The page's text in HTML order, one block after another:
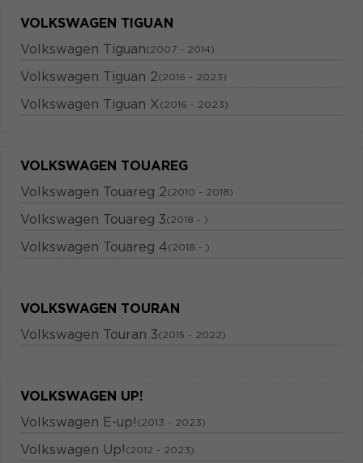
VOLKSWAGEN TIGUAN
Volkswagen Tiguan(2007 - 2014)
Volkswagen Tiguan 2(2016 - 2023)
Volkswagen Tiguan X(2016 - 2023)
VOLKSWAGEN TOUAREG
Volkswagen Touareg 2(2010 - 2018)
Volkswagen Touareg 3(2018 - )
Volkswagen Touareg 4(2018 - )
VOLKSWAGEN TOURAN
Volkswagen Touran 3(2015 - 2022)
VOLKSWAGEN UP!
Volkswagen E-up! (2013 - 2023)
Volkswagen Up! (2012 - 2023)